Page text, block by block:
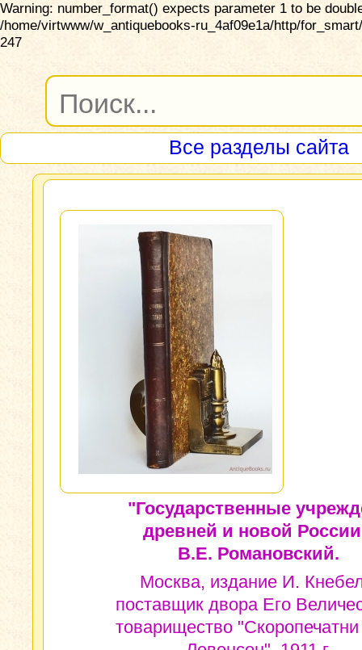
Warning: number_format() expects parameter 1 to be
/home/virtwww/w_antiquebooks-ru_4af09e1a/http/
247
Все разделы сайта
"Государственные
древней и новой
В.Е. Романовский.
Москва, издание И.
поставщик двора Его
товарищество